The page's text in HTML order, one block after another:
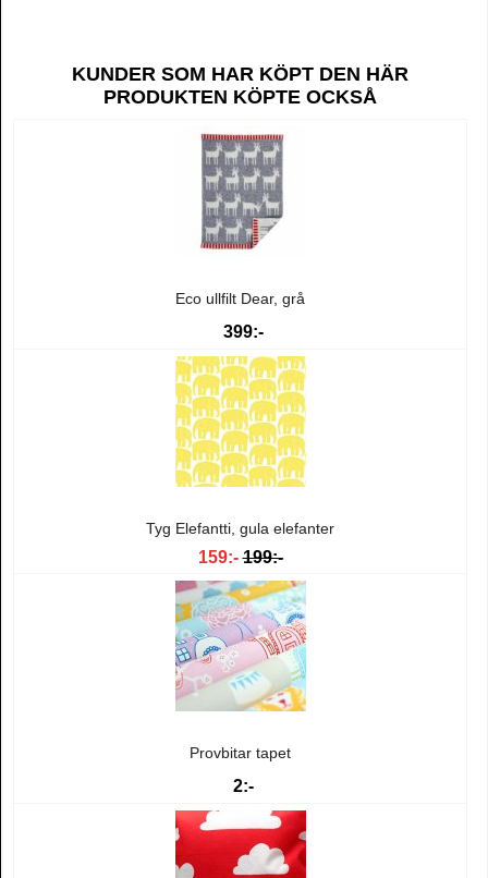
KUNDER SOM HAR KÖPT DEN HÄR
PRODUKTEN KÖPTE OCKSÅ
Eco ullfilt Dear, grå
399:-
Tyg Elefantti, gula elefanter
159:- 199:-
Provbitar tapet
2:-